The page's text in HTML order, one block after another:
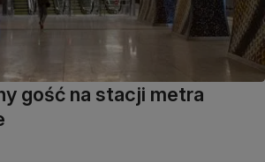
gość na stacji metra